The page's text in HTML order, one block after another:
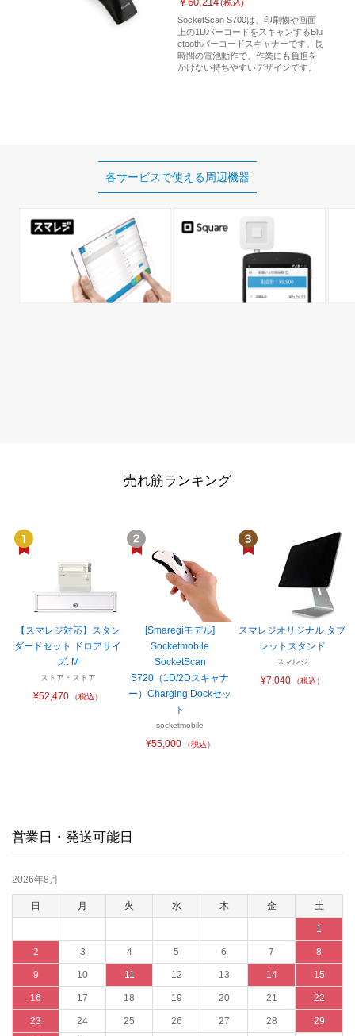
各サービスで使える周辺機器
売れ筋ランキング
【スマレジ対応】スタン
ダードセット ドロアサイ
ズ: M
ストア・ストア
¥52,470 （税込）
[Smaregiモデル]
Socketmobile
SocketScan
S720（1D/2Dスキャナ
ー）Charging Dockセッ
ト
socketmobile
¥55,000 （税込）
スマレジオリジナル タブ
レットスタンド
スマレジ
¥7,040 （税込）
営業日・発送可能日
2026年8月
日 月 火 水 木 金 土
1
2 3 4 5 6 7 8
9 10 11 12 13 14 15
16 17 18 19 20 21 22
23 24 25 26 27 28 29
(税込)
SocketScan S700は、印刷物や画面
上の1DバーコードをスキャンするBlu
etoothバーコードスキャナーです。長
時間の電池動作で、作業にも負担を
かけない持ちやすいデザインです。